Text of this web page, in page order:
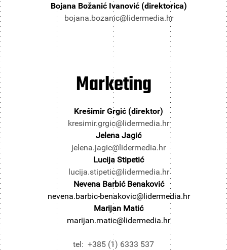
Bojana Božanić Ivanović (direktorica)
bojana.bozanic@lidermedia.hr
Marketing
Krešimir Grgić (direktor)
kresimir.grgic@lidermedia.hr
Jelena Jagić
jelena.jagic@lidermedia.hr
Lucija Stipetić
lucija.stipetic@lidermedia.hr
Nevena Barbić Benaković
nevena.barbic-benakovic@lidermedia.hr
Marijan Matić
marijan.matic@lidermedia.hr
tel: +385 (1) 6333 537